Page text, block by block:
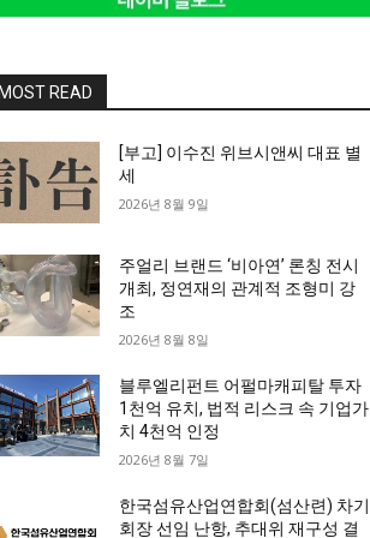
READ
[부고] 이수진 위브시앤씨 대표 별
세
2026년 8월 9일
주얼리 브랜드 ‘비아연’ 론칭 전시
개최, 정연재의 관계적 조형미 강
조
2026년 8월 8일
블루엘리펀트 어펄마캐피탈 투자
1천억 유치, 법적 리스크 속 기업가
치 4천억 인정
2026년 8월 7일
한국섬유산업연합회(섬산련) 차기
회장 선임 난항, 추대위 재구성 결